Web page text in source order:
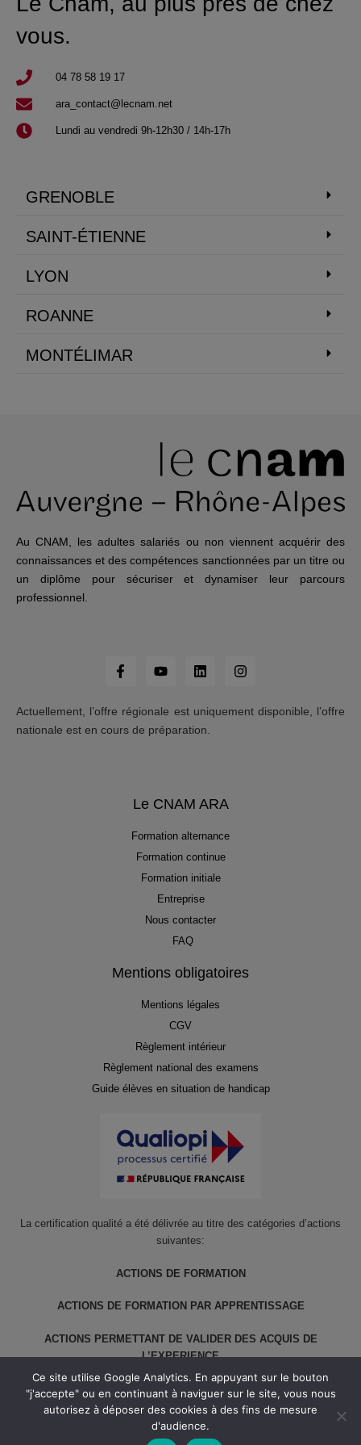
vous.
04 78 58 19 17​
ara_contact@lecnam.net
Lundi au vendredi 9h-12h30 / 14h-17h
GRENOBLE
SAINT-ÉTIENNE
LYON
ROANNE
MONTÉLIMAR
Au CNAM, les adultes salariés ou non viennent acquérir des
connaissances et des compétences sanctionnées par un titre ou
un diplôme pour sécuriser et dynamiser leur parcours
professionnel.
Actuellement, l’offre régionale est uniquement disponible, l’offre
nationale est en cours de préparation.
Le CNAM ARA
Formation alternance
Formation continue
Formation initiale
Entreprise
Nous contacter
FAQ
Mentions obligatoires
Mentions légales
CGV
Règlement intérieur
Règlement national des examens
Guide élèves en situation de handicap
La certification qualité a été délivrée au titre des catégories d’actions
suivantes:
ACTIONS DE FORMATION
ACTIONS DE FORMATION PAR APPRENTISSAGE
ACTIONS PERMETTANT DE VALIDER DES ACQUIS DE
L’EXPERIENCE
Ce site utilise Google Analytics. En appuyant sur le bouton
"j'accepte" ou en continuant à naviguer sur le site, vous nous
autorisez à déposer des cookies à des fins de mesure
d'audience.